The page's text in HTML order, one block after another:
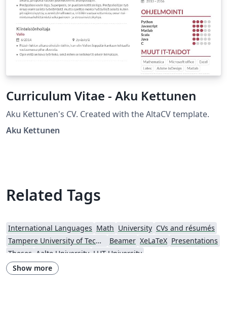
Curriculum Vitae - Aku Kettunen
Aku Kettunen's CV. Created with the AltaCV template.
Aku Kettunen
Related Tags
International Languages Math University CVs and résumés
Tampere University of Technology (TUT)
Beamer XeLaTeX Presentations
Theses Aalto University LUT University
Show more